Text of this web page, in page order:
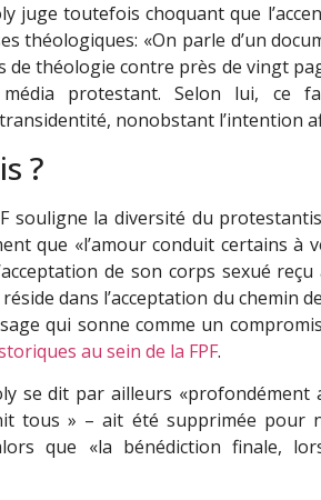
juge toutefois choquant que
théologiques: «On parle d’un
théologie contre près de vingt
protestant. Selon lui, ce
nonobstant l’intention
?
souligne la diversité du
que «l’amour conduit certains à
de son corps sexué
réside dans l’acceptation du chemin
qui sonne comme un
au sein de la FPF.
se dit par ailleurs
tous » – ait été supprimée pour
que «la bénédiction finale,